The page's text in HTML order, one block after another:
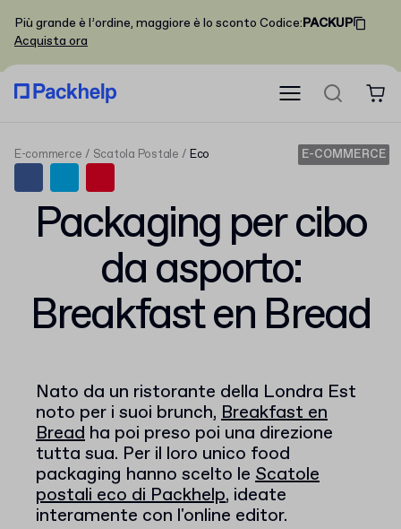
Più grande è l’ordine, maggiore è lo sconto Codice:PACKUP
Acquista ora
Packaging per cibo
da asporto:
Breakfast en Bread
E-commerce Scatola Postale Eco E-COMMERCE
Nato da un ristorante della Londra Est
noto per i suoi brunch, Breakfast en
Bread ha poi preso poi una direzione
tutta sua. Per il loro unico food
packaging hanno scelto le Scatole
postali eco di Packhelp, ideate
interamente con l'online editor.